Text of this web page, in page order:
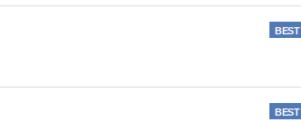
BEST
BEST